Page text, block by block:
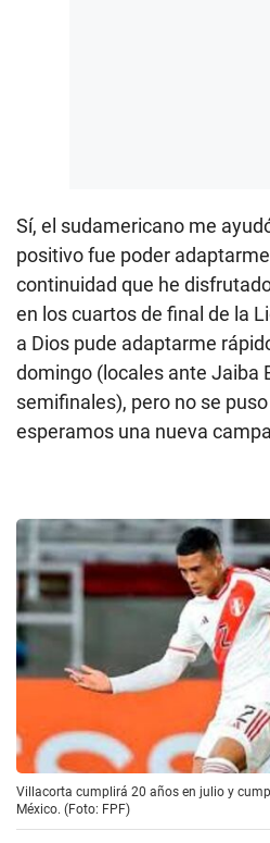
Sí, el sudamericano me
positivo fue poder
continuidad que he
en los cuartos de final de la
a Dios pude adaptarme
domingo (locales ante Jaiba
semifinales), pero no se
esperamos una nueva
Villacorta cumplirá 20 años en julio y
México. (Foto: FPF)